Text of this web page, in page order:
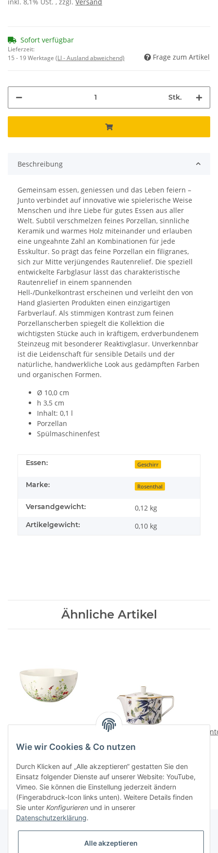
Sofort verfügbar
Lieferzeit:
15 - 19 Werktage (LI - Ausland abweichend) Frage zum Artikel
Stk.
Beschreibung
Gemeinsam essen, geniessen und das Leben feiern –
Junto verbindet auf innovative wie spielerische Weise
Menschen und ihre Liebe für gutes Essen aus aller
Welt. Subtil verschmelzen feines Porzellan, sinnliche
Keramik und warmes Holz miteinander und erlauben
eine ungeahnte Zahl an Kombinationen für jede
Esskultur. So prägt das feine Porzellan ein filigranes,
sich zur Mitte verjüngendes Rautenrelief. Die speziell
entwickelte Farbglasur lässt das charakteristische
Rautenrelief in einem spannenden
Hell-/Dunkelkontrast erscheinen und verleiht den von
Hand glasierten Produkten einen einzigartigen
Farbverlauf. Als stimmigen Kontrast zum feinen
Porzellanscherben spiegelt die Kollektion die
wichtigsten Stücke auch in kräftigem, erdverbundenem
Steinzeug mit besonderer Reaktivglasur. Unverkennbar
ist die Leidenschaft für sensible Details und der
natürliche, handwerkliche Look aus gedämpften Farben
und organischen Formen.
Ø 10,0 cm
h 3,5 cm
Inhalt: 0,1 l
Porzellan
Spülmaschinenfest
Essen: Geschirr
Marke: Rosenthal
Versandgewicht: 0,12 kg
Artikelgewicht: 0,10 kg
Ähnliche Artikel
Schuessel 26 cm
128,00 CHF*
362,00 CHF
Wie wir Cookies & Co nutzen
Durch Klicken auf „Alle akzeptieren“ gestatten Sie den
Einsatz folgender Dienste auf unserer Website: YouTube,
Vimeo. Sie können die Einstellung jederzeit ändern
(Fingerabdruck-Icon links unten). Weitere Details finden
Sie unter Konfigurieren und in unserer
Datenschutzerklärung.
Alle akzeptieren